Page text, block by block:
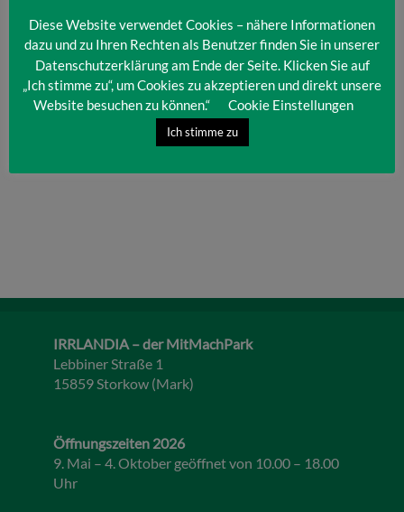
Unsere Gäste(1)
IRRLANDIA – der MitMachPark
Lebbiner Straße 1
15859 Storkow (Mark)
Öffnungszeiten 2026
9. Mai – 4. Oktober geöffnet von 10.00 – 18.00
Uhr
Diese Website verwendet Cookies – nähere Informationen
dazu und zu Ihren Rechten als Benutzer finden Sie in unserer
Datenschutzerklärung am Ende der Seite. Klicken Sie auf
„Ich stimme zu“, um Cookies zu akzeptieren und direkt unsere
Website besuchen zu können.“
Cookie Einstellungen
Ich stimme zu